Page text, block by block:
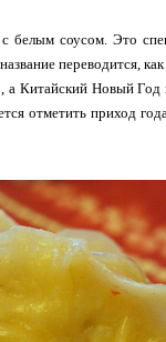
соусом. Это
переводится,
а Китайский Новый
отметить приход